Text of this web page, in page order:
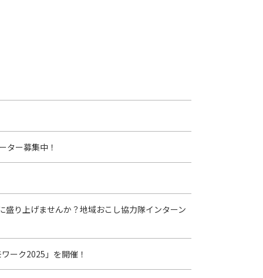
ター募集中！
盛り上げませんか？地域おこし協力隊インターン
ーク2025」を開催！